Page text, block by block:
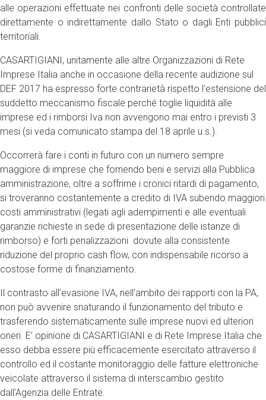
alle operazioni effettuate nei confronti delle società controllate
direttamente o indirettamente dallo Stato o dagli Enti pubblici
territoriali.
CASARTIGIANI, unitamente alle altre Organizzazioni di Rete
Imprese Italia anche in occasione della recente audizione sul
DEF 2017 ha espresso forte contrarietà rispetto l’estensione del
suddetto meccanismo fiscale perché toglie liquidità alle
imprese ed i rimborsi Iva non avvengono mai entro i previsti 3
mesi (si veda comunicato stampa del 18 aprile u.s.).
Occorrerà fare i conti in futuro con un numero sempre
maggiore di imprese che fornendo beni e servizi alla Pubblica
amministrazione, oltre a soffrirne i cronici ritardi di pagamento,
si troveranno costantemente a credito di IVA subendo maggiori
costi amministrativi (legati agli adempimenti e alle eventuali
garanzie richieste in sede di presentazione delle istanze di
rimborso) e forti penalizzazioni dovute alla consistente
riduzione del proprio cash flow, con indispensabile ricorso a
costose forme di finanziamento.
Il contrasto all’evasione IVA, nell’ambito dei rapporti con la PA,
non può avvenire snaturando il funzionamento del tributo e
trasferendo sistematicamente sulle imprese nuovi ed ulteriori
oneri. E’ opinione di CASARTIGIANI e di Rete Imprese Italia che
esso debba essere più efficacemente esercitato attraverso il
controllo ed il costante monitoraggio delle fatture elettroniche
veicolate attraverso il sistema di interscambio gestito
dall’Agenzia delle Entrate.